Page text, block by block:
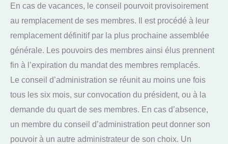
En cas de vacances, le conseil pourvoit provisoirement
au remplacement de ses membres. Il est procédé à leur
remplacement définitif par la plus prochaine assemblée
générale. Les pouvoirs des membres ainsi élus prennent
fin à l’expiration du mandat des membres remplacés.
Le conseil d’administration se réunit au moins une fois
tous les six mois, sur convocation du président, ou à la
demande du quart de ses membres. En cas d’absence,
un membre du conseil d’administration peut donner son
pouvoir à un autre administrateur de son choix. Un